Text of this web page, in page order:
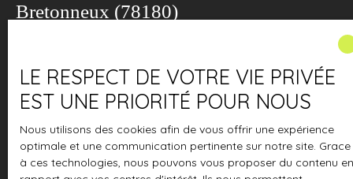
ESTIMATION
Bretonneux (78180)
Vente
Maison
Type de bien
Montigny-le-Bretonneux (78180)
LE RESPECT DE VOTRE VIE PRIVÉE
EST UNE PRIORITÉ POUR NOUS
Nous utilisons des cookies afin de vous offrir une expérience
optimale et une communication pertinente sur notre site. Grace
à ces technologies, nous pouvons vous proposer du contenu en